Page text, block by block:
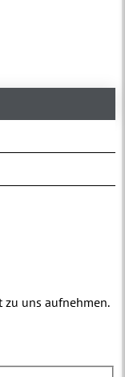
zu uns aufnehmen.